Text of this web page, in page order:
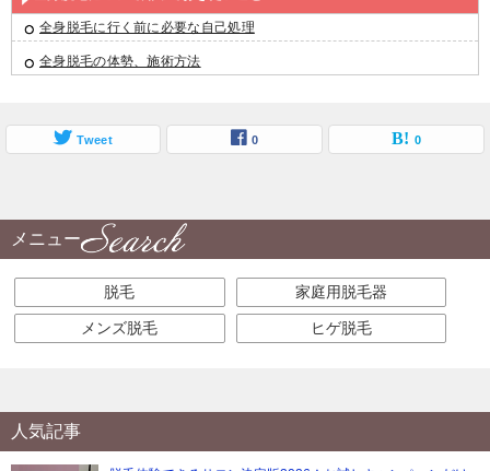
全身脱毛に行く前に必要な自己処理
全身脱毛の体勢、施術方法
Tweet 0 0
メニュー
脱毛 家庭用脱毛器
メンズ脱毛 ヒゲ脱毛
人気記事